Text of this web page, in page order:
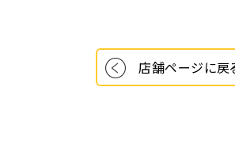
店舗ページに戻